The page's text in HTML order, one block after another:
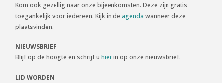
Kom ook gezellig naar onze bijeenkomsten. Deze zijn gratis
toegankelijk voor iedereen. Kijk in de agenda wanneer deze
plaatsvinden.
NIEUWSBRIEF
Blijf op de hoogte en schrijf u hierin op onze nieuwsbrief.
LID WORDEN